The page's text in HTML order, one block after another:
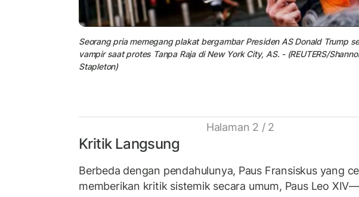
Seorang pria memegang plakat bergambar Presiden ASDonald Trump
vampir saat protes Tanpa Raja di New York City, AS. - (REUTERS/
Stapleton)
Halaman 2 / 2
Kritik Langsung
Berbeda dengan pendahulunya, Paus Fransiskus yang
memberikan kritik sistemik secara umum, Paus Leo